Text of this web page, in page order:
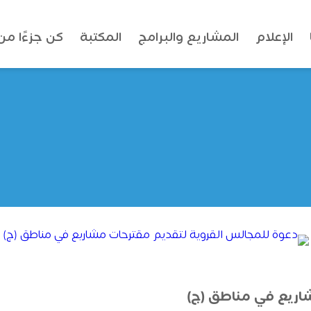
الإعلام المشاريع والبرامج المكتبة كن جزءًا من
في مناطق (ج)